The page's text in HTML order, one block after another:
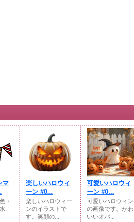
マ
・
楽しいハロウィ
ーン #0...
楽しいハロウィー
ンのイラストで
す。笑顔の...
可愛いハロウィ
ーン #0...
可愛いハロウィン
の画像です。かわ
いいオバ...